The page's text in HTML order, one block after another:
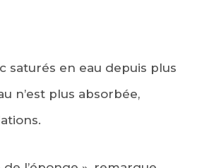
saturés en eau depuis plus
n’est plus absorbée,